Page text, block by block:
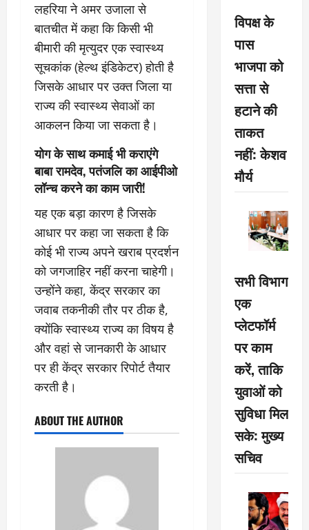
लहरिया ने अमर उजाला से
बातचीत में कहा कि किसी भी
बीमारी की मृत्युदर एक स्वास्थ्य
सूचकांक (हेल्थ इंडिकेटर) होती है
जिसके आधार पर उक्त जिला या
राज्य की स्वास्थ्य सेवाओं का
आकलन किया जा सकता है।
योग के साथ कमाई भी कराएंगे
बाबा रामदेव, पतंजलि का आईपीओ
लॉन्च करने का काम जारी!
यह एक बड़ा कारण है जिसके
आधार पर कहा जा सकता है कि
कोई भी राज्य अपने खराब प्रदर्शन
को जगजाहिर नहीं करना चाहेगी।
उन्होंने कहा, केंद्र सरकार का
जवाब तकनीकी तौर पर ठीक है,
क्योंकि स्वास्थ्य राज्य का विषय है
और वहां से जानकारी के आधार
पर ही केंद्र सरकार रिपोर्ट तैयार
करती है।
ABOUT THE AUTHOR
विपक्ष के
पास
भाजपा को
सत्ता से
हटाने की
ताकत
नहीं: केशव
मौर्य
सभी विभाग
एक
प्लेटफॉर्म
पर काम
करें, ताकि
युवाओं को
सुविधा मिल
सके: मुख्य
सचिव